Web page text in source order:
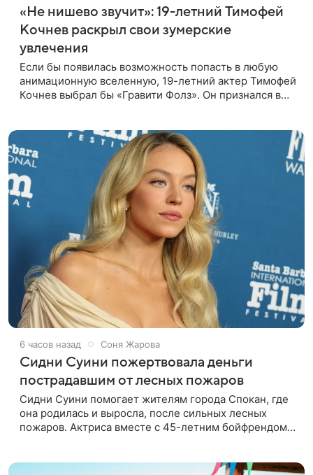
«Не нишево звучит»: 19-летний Тимофей
Кочнев раскрыл свои зумерские
увлечения
Если бы появилась возможность попасть в любую
анимационную вселенную, 19-летний актер Тимофей
Кочнев выбрал бы «Гравити Фолз». Он признался в
6 часов назад Соня Жарова
Сидни Суини пожертвовала деньги
пострадавшим от лесных пожаров
Сидни Суини помогает жителям города Спокан, где
она родилась и выросла, после сильных лесных
пожаров. Актриса вместе с 45-летним бойфрендом